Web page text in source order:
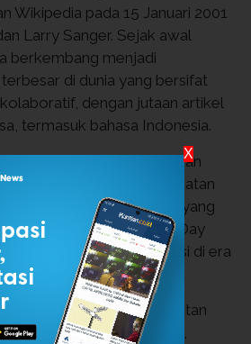
Wikipedia pada 15 Januari 2001
Larry Sanger. Sejak awal
berkembang menjadi
di dunia yang bersifat
dengan jutaan artikel
termasuk bahasa Indonesia.
nilai akses pengetahuan
informasi, serta kekuatan
menghasilkan konten yang
siapa saja. Wikipedia Day
demokratisasi informasi di era
dilakukan melalui kegiatan
penulisan artikel,
X